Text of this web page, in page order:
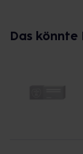
Das könnte